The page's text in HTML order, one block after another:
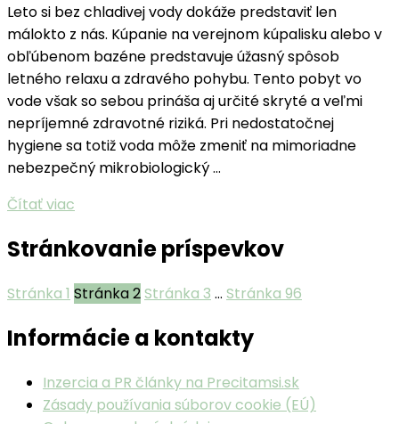
Leto si bez chladivej vody dokáže predstaviť len
málokto z nás. Kúpanie na verejnom kúpalisku alebo v
obľúbenom bazéne predstavuje úžasný spôsob
letného relaxu a zdravého pohybu. Tento pobyt vo
vode však so sebou prináša aj určité skryté a veľmi
nepríjemné zdravotné riziká. Pri nedostatočnej
hygiene sa totiž voda môže zmeniť na mimoriadne
nebezpečný mikrobiologický …
Čítať viac
Stránkovanie príspevkov
Stránka 1 Stránka2 Stránka 3 … Stránka 96
Informácie a kontakty
Inzercia a PR články na Precitamsi.sk
Zásady používania súborov cookie (EÚ)